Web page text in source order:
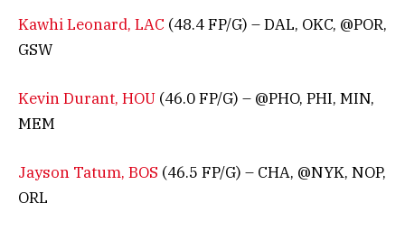
Kawhi Leonard, LAC (48.4 FP/G) – DAL, OKC, @POR,
GSW
Kevin Durant, HOU (46.0 FP/G) – @PHO, PHI, MIN,
MEM
Jayson Tatum, BOS (46.5 FP/G) – CHA, @NYK, NOP,
ORL